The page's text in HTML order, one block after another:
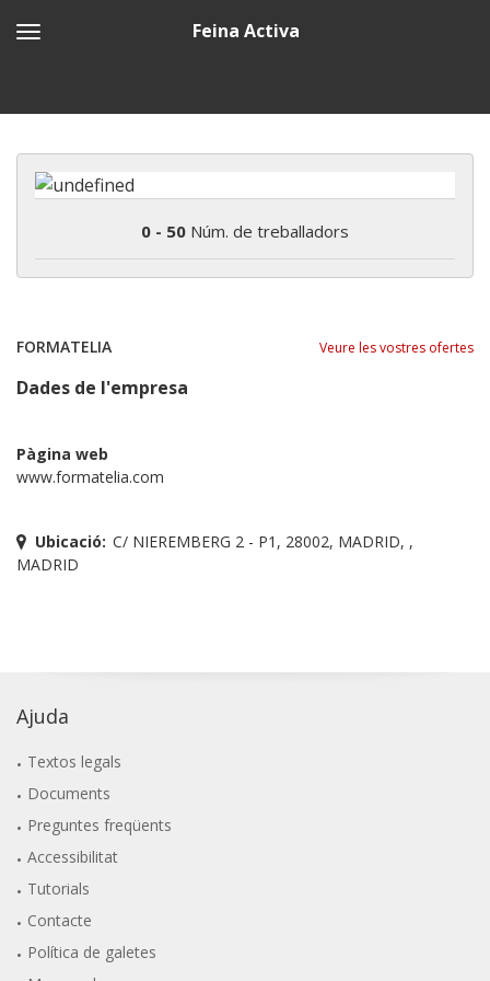
Feina Activa
0 - 50 Núm. de treballadors
FORMATELIA Veure les vostres ofertes
Dades de l'empresa
Pàgina web
www.formatelia.com
Ubicació: C/ NIEREMBERG 2 - P1, 28002, MADRID, ,
MADRID
Ajuda
Textos legals
Documents
Preguntes freqüents
Accessibilitat
Tutorials
Contacte
Política de galetes